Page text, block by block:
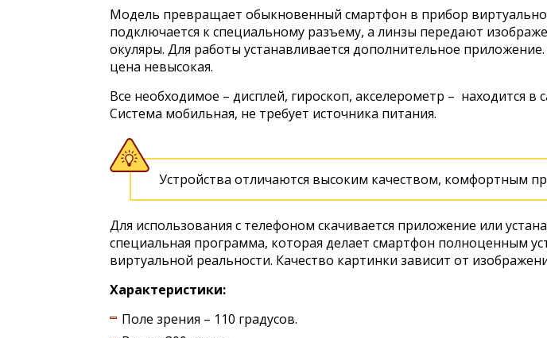
Модель превращает обыкновенный смартфон в прибор
подключается к специальному разъему, а линзы передают
окуляры. Для работы устанавливается дополнительное
цена невысокая.
Все необходимое – дисплей, гироскоп, акселерометр – находится в
Система мобильная, не требует источника питания.
Устройства отличаются высоким качеством, комфортным
Для использования с телефоном скачивается приложение или
специальная программа, которая делает смартфон полноценным
виртуальной реальности. Качество картинки зависит от
Характеристики:
Поле зрения – 110 градусов.